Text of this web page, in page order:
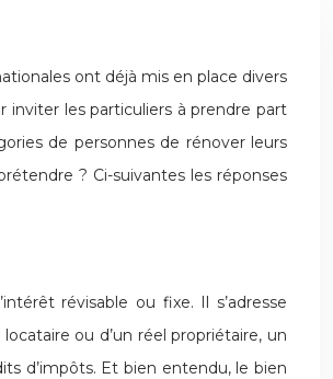
ont déjà mis en place divers
inviter les particuliers à prendre part
de personnes de rénover leurs
? Ci-suivantes les réponses
révisable ou fixe. Il s’adresse
ou d’un réel propriétaire, un
d’impôts. Et bien entendu, le bien